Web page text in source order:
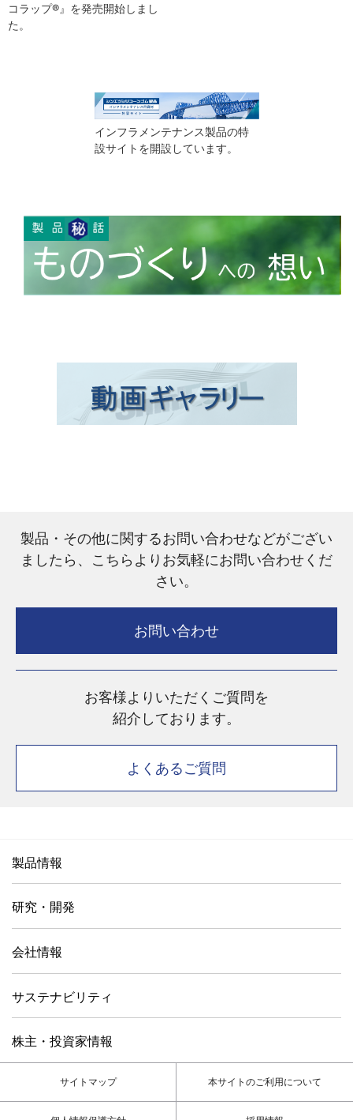
コラップ®』を発売開始しまし
た。
インフラメンテナンス製品の特
設サイトを開設しています。
製品・その他に関するお問い合わせなどがござい
ましたら、こちらよりお気軽にお問い合わせくだ
さい。
お問い合わせ
お客様よりいただくご質問を
紹介しております。
よくあるご質問
製品情報
研究・開発
会社情報
サステナビリティ
株主・投資家情報
サイトマップ 本サイトのご利用について